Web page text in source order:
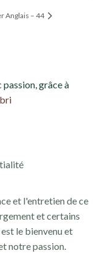
Anglais – 44
grâce à
et l'entretien de ce
et certains
le bienvenu et
notre passion.